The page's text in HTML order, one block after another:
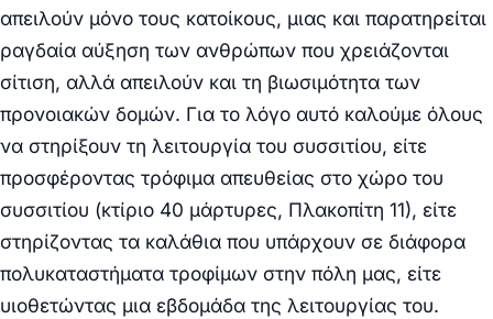
απειλούν μόνο τους κατοίκους, μιας και παρατηρείται
ραγδαία αύξηση των ανθρώπων που χρειάζονται
σίτιση, αλλά απειλούν και τη βιωσιμότητα των
προνοιακών δομών. Για το λόγο αυτό καλούμε όλους
να στηρίξουν τη λειτουργία του συσσιτίου, είτε
προσφέροντας τρόφιμα απευθείας στο χώρο του
συσσιτίου (κτίριο 40 μάρτυρες, Πλακοπίτη 11), είτε
στηρίζοντας τα καλάθια που υπάρχουν σε διάφορα
πολυκαταστήματα τροφίμων στην πόλη μας, είτε
υιοθετώντας μια εβδομάδα της λειτουργίας του.